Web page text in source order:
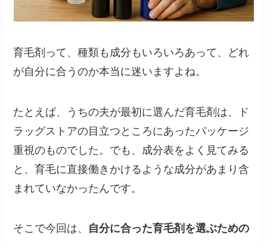
育毛剤って、種類も成分もいろいろあって、どれ
が自分に合うのか本当に迷いますよね。
たとえば、うちの夫が最初に選んだ育毛剤は、ド
ラッグストアの目立つところにあったパッケージ
重視のものでした。でも、成分表をよく見てみる
と、育毛に直接働きかけるような成分があまり含
まれていなかったんです。
そこで今回は、 自分に合った育毛剤を選ぶための